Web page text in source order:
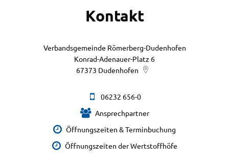
Kontakt
Verbandsgemeinde Römerberg-Dudenhofen
Konrad-Adenauer-Platz 6
67373 Dudenhofen
06232 656-0
Ansprechpartner
Öffnungszeiten & Terminbuchung
Öffnungszeiten der Wertstoffhöfe